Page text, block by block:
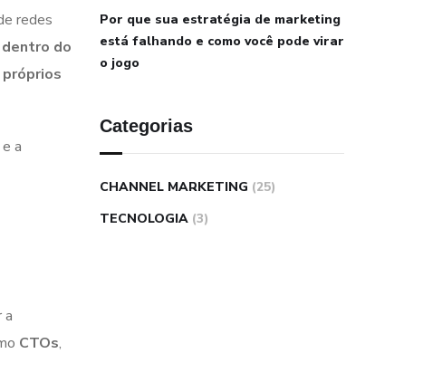
redes
dentro do
a
a
CTOs,
Por que sua estratégia de marketing
está falhando e como você pode virar
o jogo
Categorias
CHANNEL MARKETING (25)
TECNOLOGIA (3)